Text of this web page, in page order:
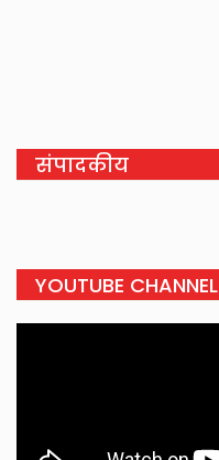
संपादकीय
YOUTUBE CHANNEL